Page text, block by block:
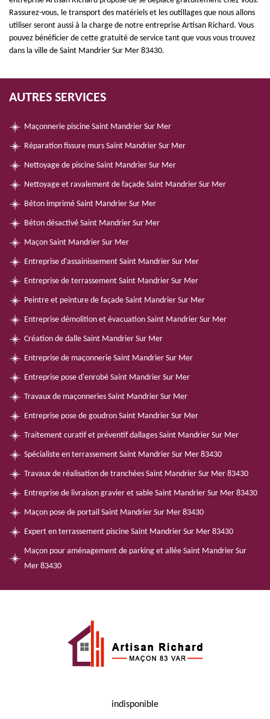
Rassurez-vous, le transport des matériels et les outillages que nous allons
utiliser seront aussi à la charge de notre entreprise Artisan Richard. Vous
pouvez bénéficier de cette gratuité de service tant que vous vous trouvez
dans la ville de Saint Mandrier Sur Mer 83430.
AUTRES SERVICES
Maçonnerie piscine Saint Mandrier Sur Mer
Réparation fissure murs Saint Mandrier Sur Mer
Nettoyage de piscine Saint Mandrier Sur Mer
Nettoyage et ravalement de façade Saint Mandrier Sur Mer
Béton imprimé Saint Mandrier Sur Mer
Béton désactivé Saint Mandrier Sur Mer
Maçon Saint Mandrier Sur Mer
Entreprise d'assainissement Saint Mandrier Sur Mer
Entreprise de terrassement Saint Mandrier Sur Mer
Peintre et peinture de façade Saint Mandrier Sur Mer
Entreprise démolition et évacuation Saint Mandrier Sur Mer
Création de dalle Saint Mandrier Sur Mer
Entreprise de maçonnerie Saint Mandrier Sur Mer
Entreprise pose d'enrobé Saint Mandrier Sur Mer
Travaux de maçonneries Saint Mandrier Sur Mer
Entreprise pose de goudron Saint Mandrier Sur Mer
Traitement curatif et préventif dallages Saint Mandrier Sur Mer
Spécialiste en terrassement Saint Mandrier Sur Mer 83430
Travaux de réalisation de tranchées Saint Mandrier Sur Mer 83430
Entreprise de livraison gravier et sable Saint Mandrier Sur Mer 83430
Maçon pose de portail Saint Mandrier Sur Mer 83430
Expert en terrassement piscine Saint Mandrier Sur Mer 83430
Maçon pour aménagement de parking et allée Saint Mandrier Sur
Mer 83430
indisponible